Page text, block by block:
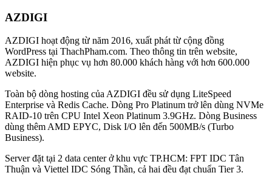
AZDIGI
AZDIGI hoạt động từ năm 2016, xuất phát từ cộng đồng
WordPress tại ThachPham.com. Theo thông tin trên website,
AZDIGI hiện phục vụ hơn 80.000 khách hàng với hơn 600.000
website.
Toàn bộ dòng hosting của AZDIGI đều sử dụng LiteSpeed
Enterprise và Redis Cache. Dòng Pro Platinum trở lên dùng NVMe
RAID-10 trên CPU Intel Xeon Platinum 3.9GHz. Dòng Business
dùng thêm AMD EPYC, Disk I/O lên đến 500MB/s (Turbo
Business).
Server đặt tại 2 data center ở khu vực TP.HCM: FPT IDC Tân
Thuận và Viettel IDC Sóng Thần, cả hai đều đạt chuẩn Tier 3.